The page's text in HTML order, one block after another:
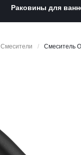
Раковины для
Смесители / Смеситель